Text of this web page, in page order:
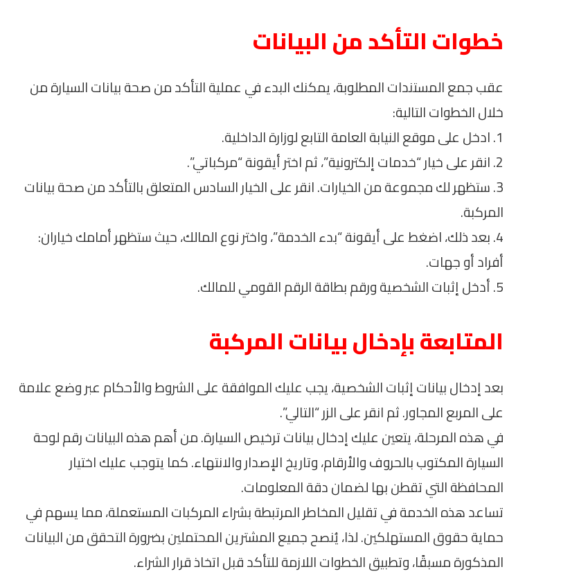
خطوات التأكد من البيانات
عقب جمع المستندات المطلوبة، يمكنك البدء في عملية التأكد من صحة بيانات السيارة من
خلال الخطوات التالية:
1. ادخل على موقع النيابة العامة التابع لوزارة الداخلية.
2. انقر على خيار “خدمات إلكترونية”، ثم اختر أيقونة “مركباتي”.
3. ستظهر لك مجموعة من الخيارات. انقر على الخيار السادس المتعلق بالتأكد من صحة بيانات
المركبة.
4. بعد ذلك، اضغط على أيقونة “بدء الخدمة”، واختر نوع المالك، حيث ستظهر أمامك خياران:
أفراد أو جهات.
5. أدخل إثبات الشخصية ورقم بطاقة الرقم القومي للمالك.
المتابعة بإدخال بيانات المركبة
بعد إدخال بيانات إثبات الشخصية، يجب عليك الموافقة على الشروط والأحكام عبر وضع علامة
على المربع المجاور. ثم انقر على الزر “التالي”.
في هذه المرحلة، يتعين عليك إدخال بيانات ترخيص السيارة. من أهم هذه البيانات رقم لوحة
السيارة المكتوب بالحروف والأرقام، وتاريخ الإصدار والانتهاء. كما يتوجب عليك اختيار
المحافظة التي تقطن بها لضمان دقة المعلومات.
تساعد هذه الخدمة في تقليل المخاطر المرتبطة بشراء المركبات المستعملة، مما يسهم في
حماية حقوق المستهلكين. لذا، يُنصح جميع المشترين المحتملين بضرورة التحقق من البيانات
المذكورة مسبقًا، وتطبيق الخطوات اللازمة للتأكد قبل اتخاذ قرار الشراء.